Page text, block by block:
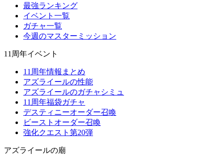
最強ランキング
イベント一覧
ガチャ一覧
今週のマスターミッション
11周年イベント
11周年情報まとめ
アズライールの性能
アズライールのガチャシミュ
11周年福袋ガチャ
デスティニーオーダー召喚
ビーストオーダー召喚
強化クエスト第20弾
アズライールの廟